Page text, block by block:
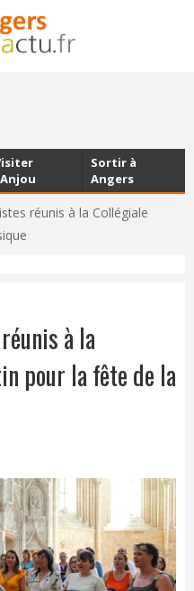
chaque vendredi dans
réunis à la Collégiale
Sortir à
Angers
à la
pour la fête de la